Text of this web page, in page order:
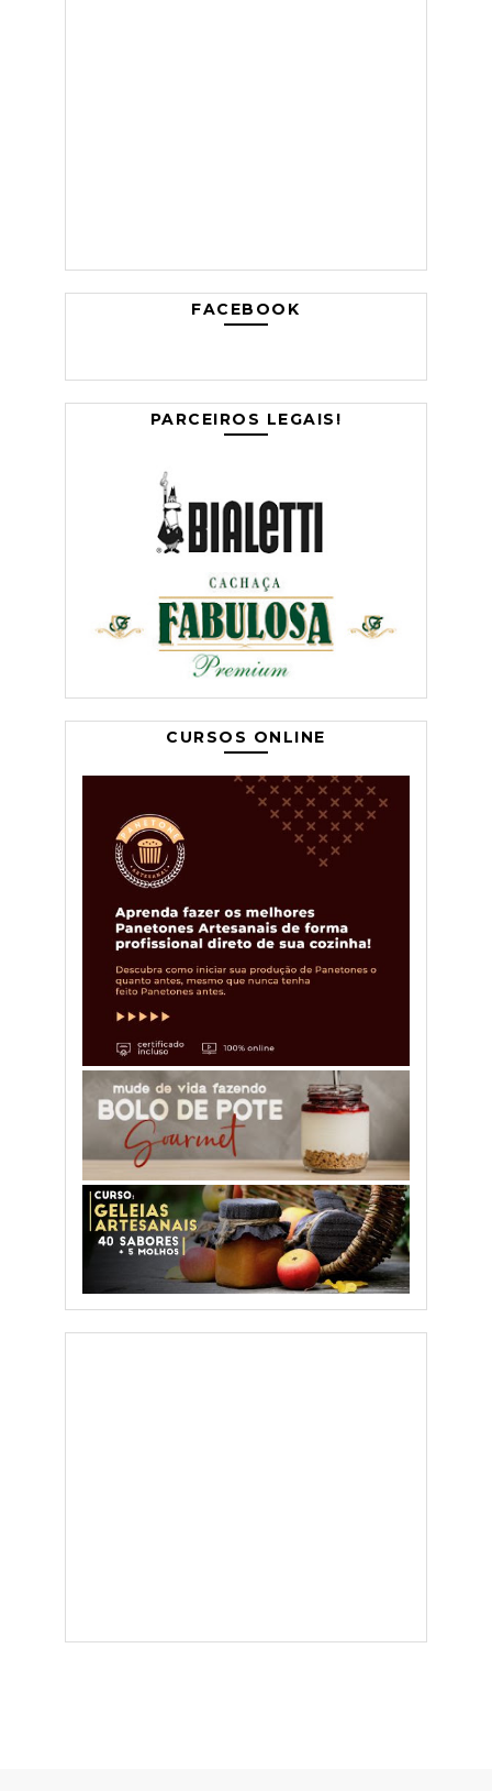
FACEBOOK
PARCEIROS LEGAIS!
CURSOS ONLINE